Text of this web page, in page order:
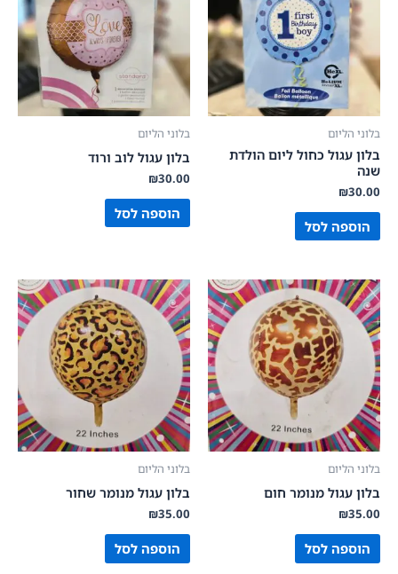
בלוני הליום
בלון עגול כחול ליום הולדת
שנה
₪30.00
הוספה לסל
בלוני הליום
בלון עגול לוב ורוד
₪30.00
הוספה לסל
בלוני הליום
בלון עגול מנומר חום
₪35.00
הוספה לסל
בלוני הליום
בלון עגול מנומר שחור
₪35.00
הוספה לסל